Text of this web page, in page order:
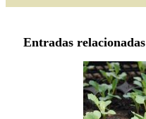
a
Entradas relacionadas